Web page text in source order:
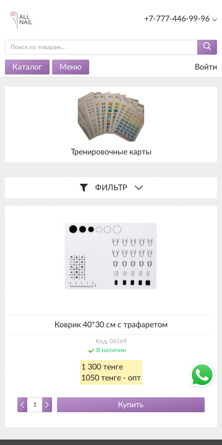
+7-777-446-99-96
Каталог Меню Войти
Тренировочные карты
ФИЛЬТР
Коврик 40*30 см с трафаретом
Код: 06169
В наличии
1 300 тенге
1050 тенге - опт
Купить